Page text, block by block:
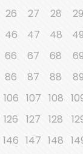
26 27 28 29
46 47 48 49
66 67 68 69
86 87 88 89
106 107 108
126 127 128
146 147 148